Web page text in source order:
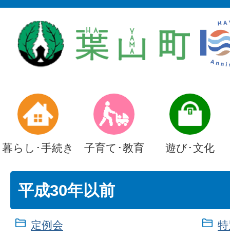
暮らし･手続き 子育て･教育 遊び･文化
平成30年以前
定例会